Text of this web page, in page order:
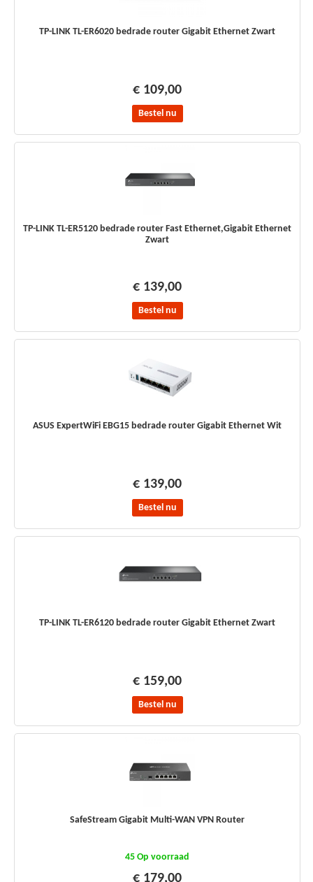
TP-LINK TL-ER6020 bedrade router Gigabit Ethernet Zwart
€ 109,00
Bestel nu
TP-LINK TL-ER5120 bedrade router Fast Ethernet,Gigabit Ethernet
Zwart
€ 139,00
Bestel nu
ASUS ExpertWiFi EBG15 bedrade router Gigabit Ethernet Wit
€ 139,00
Bestel nu
TP-LINK TL-ER6120 bedrade router Gigabit Ethernet Zwart
€ 159,00
Bestel nu
SafeStream Gigabit Multi-WAN VPN Router
45 Op voorraad
€ 179,00